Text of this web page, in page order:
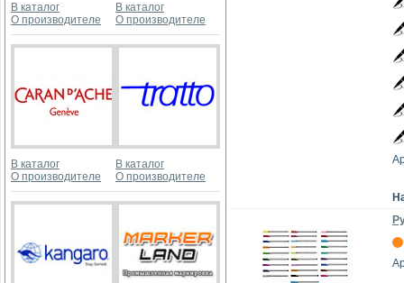
В каталог
О производителе
В каталог
О производителе
В каталог
О производителе
В каталог
О производителе